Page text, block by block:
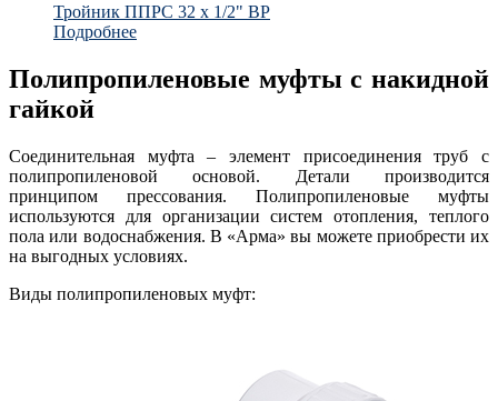
Тройник ППРС 32 х 1/2" ВР
Подробнее
Полипропиленовые муфты с накидной
гайкой
Соединительная муфта – элемент присоединения труб с
полипропиленовой основой. Детали производится
принципом прессования. Полипропиленовые муфты
используются для организации систем отопления, теплого
пола или водоснабжения. В «Арма» вы можете приобрести их
на выгодных условиях.
Виды полипропиленовых муфт: